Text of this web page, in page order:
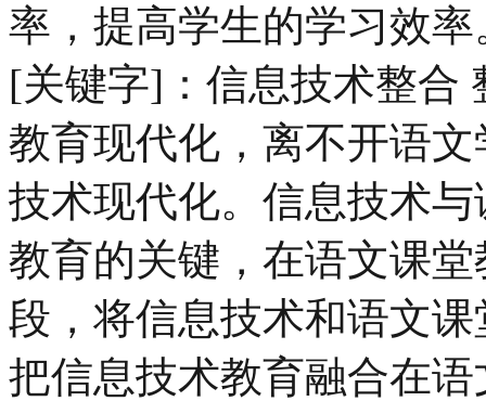
率，提高学生的学习效率
[关键字]：信息技术整合
教育现代化，离不开语
技术现代化。信息技术
教育的关键，在语文课
段，将信息技术和语文
把信息技术教育融合在